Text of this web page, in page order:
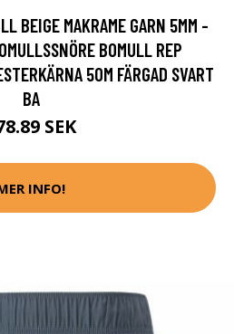
BEIGE MAKRAME GARN 5MM -
BOMULL REP
50M FÄRGAD SVART
BA
SEK
INFO!